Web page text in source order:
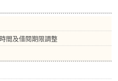
間及借閱期限調整